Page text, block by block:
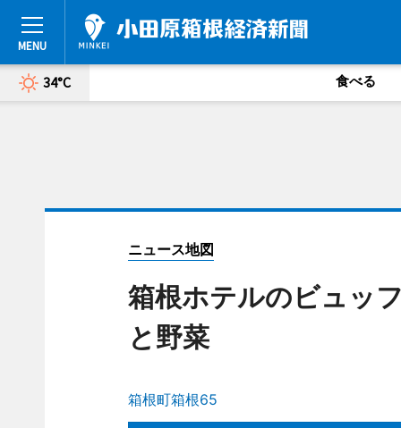
34°C 食べる
ニュース地図
箱根ホテルのビュッ
と野菜
箱根町箱根65